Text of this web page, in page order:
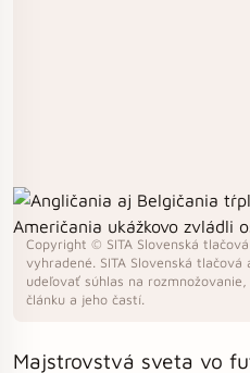
Copyright © SITA Slovenská
vyhradené. SITA Slovenská
udeľovať súhlas na
článku a jeho častí.
Majstrovstvá sveta vo